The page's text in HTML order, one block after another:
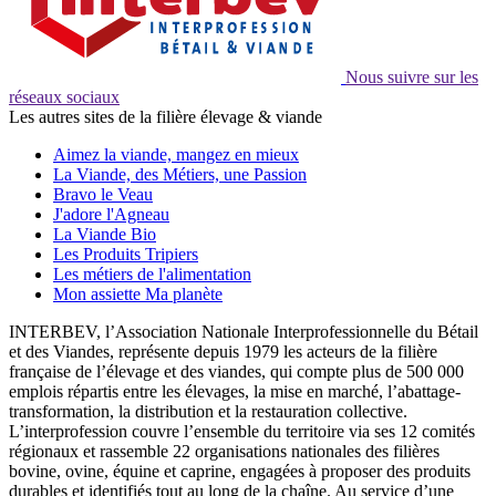
Nous suivre sur les
réseaux sociaux
Les autres sites de la filière élevage & viande
Aimez la viande, mangez en mieux
La Viande, des Métiers, une Passion
Bravo le Veau
J'adore l'Agneau
La Viande Bio
Les Produits Tripiers
Les métiers de l'alimentation
Mon assiette Ma planète
INTERBEV, l’Association Nationale Interprofessionnelle du Bétail
et des Viandes, représente depuis 1979 les acteurs de la filière
française de l’élevage et des viandes, qui compte plus de 500 000
emplois répartis entre les élevages, la mise en marché, l’abattage-
transformation, la distribution et la restauration collective.
L’interprofession couvre l’ensemble du territoire via ses 12 comités
régionaux et rassemble 22 organisations nationales des filières
bovine, ovine, équine et caprine, engagées à proposer des produits
durables et identifiés tout au long de la chaîne. Au service d’une